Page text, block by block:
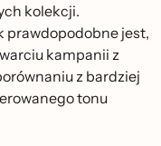
kolekcji.
prawdopodobne jest,
kampanii z
z bardziej
tonu